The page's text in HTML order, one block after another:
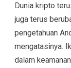
Dunia kripto
juga terus
pengetahuan
mengatasinya.
dalam